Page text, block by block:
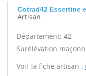
Cotrad42 Essertine
Artisan
Département: 42
Surélévation
Voir la fiche artisan :